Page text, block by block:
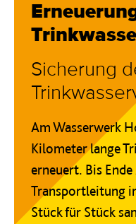
Sicherung
Am Wasserwerk
Kilometer lange
erneuert. Bis
Transportleitung
Stück für Stück